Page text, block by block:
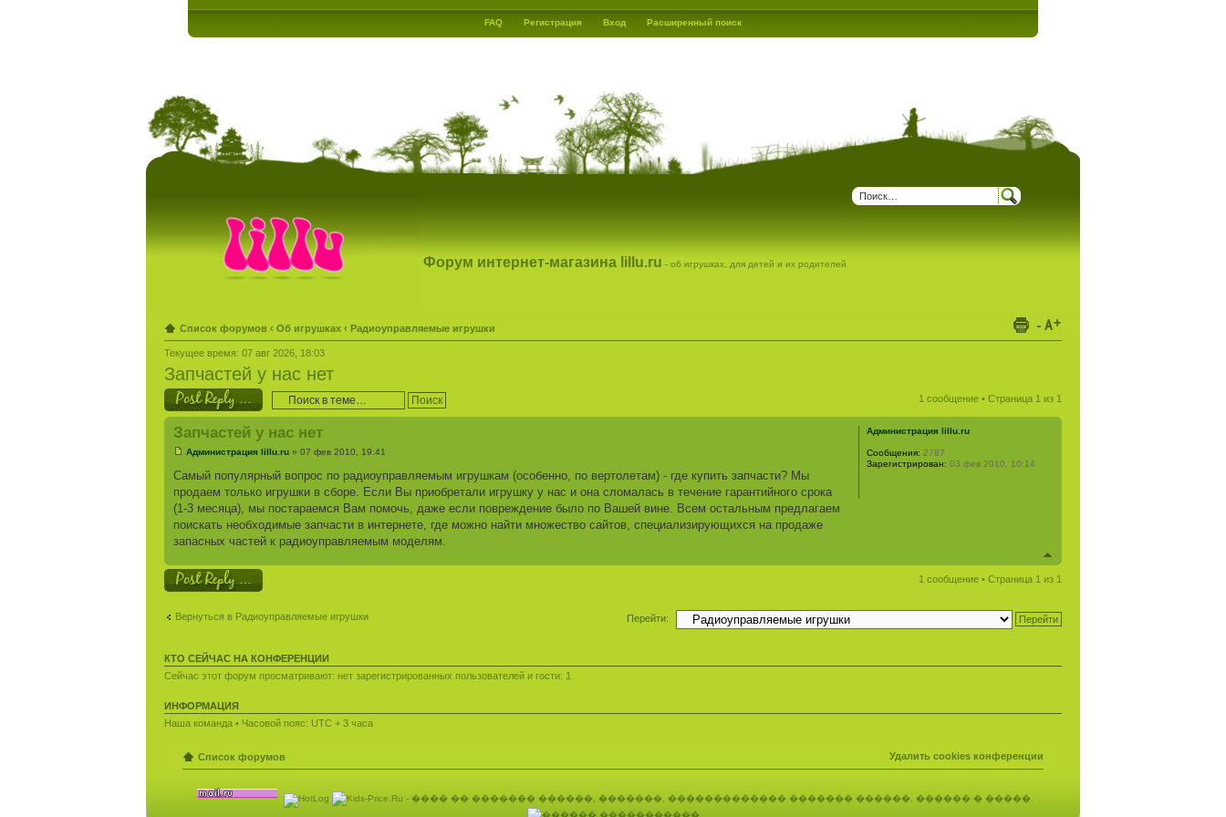
FAQ Регистрация Вход Расширенный поиск
Форум интернет-магазина lillu.ru - об игрушках, для детей и их родителей
Список форумов ‹ Об игрушках ‹ Радиоуправляемые игрушки
Текущее время: 07 авг 2026, 18:03
Запчастей у нас нет
Ответить 1 сообщение • Страница 1 из 1
Запчастей у нас нет
Администрация lillu.ru » 07 фев 2010, 19:41
Самый популярный вопрос по радиоуправляемым игрушкам (особенно, по вертолетам) - где купить запчасти? Мы
продаем только игрушки в сборе. Если Вы приобретали игрушку у нас и она сломалась в течение гарантийного срока
(1-3 месяца), мы постараемся Вам помочь, даже если повреждение было по Вашей вине. Всем остальным предлагаем
поискать необходимые запчасти в интернете, где можно найти множество сайтов, специализирующихся на продаже
запасных частей к радиоуправляемым моделям.
Администрация lillu.ru
Сообщения: 2787
Зарегистрирован: 03 фев 2010, 10:14
Ответить 1 сообщение • Страница 1 из 1
Вернуться в Радиоуправляемые игрушки Перейти:
КТО СЕЙЧАС НА КОНФЕРЕНЦИИ
Сейчас этот форум просматривают: нет зарегистрированных пользователей и гости: 1
ИНФОРМАЦИЯ
Наша команда • Часовой пояс: UTC + 3 часа
Список форумов Удалить cookies конференции